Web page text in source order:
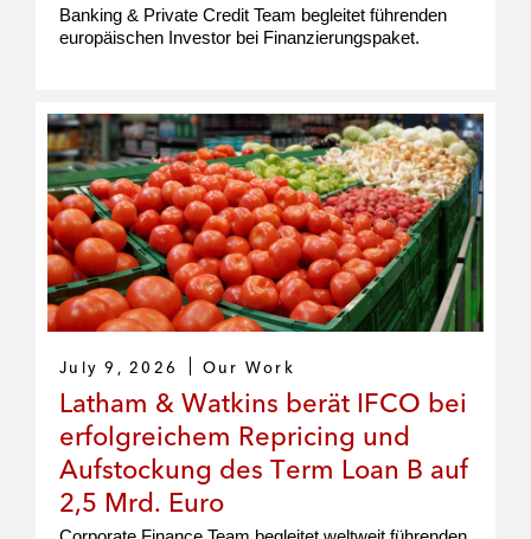
Banking & Private Credit Team begleitet führenden
europäischen Investor bei Finanzierungspaket.
July 9, 2026 Our Work
Latham & Watkins berät IFCO bei
erfolgreichem Repricing und
Aufstockung des Term Loan B auf
2,5 Mrd. Euro